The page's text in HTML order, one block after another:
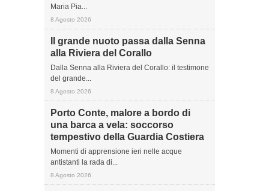
Maria Pia...
8 Agosto 2026
Il grande nuoto passa dalla Senna
alla Riviera del Corallo
Dalla Senna alla Riviera del Corallo: il testimone
del grande...
8 Agosto 2026
Porto Conte, malore a bordo di
una barca a vela: soccorso
tempestivo della Guardia Costiera
Momenti di apprensione ieri nelle acque
antistanti la rada di...
8 Agosto 2026